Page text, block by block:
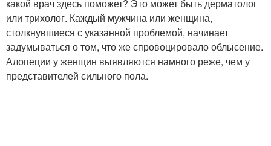
какой врач здесь поможет? Это может быть дерматолог
или трихолог. Каждый мужчина или женщина,
столкнувшиеся с указанной проблемой, начинает
задумываться о том, что же спровоцировало облысение.
Алопеции у женщин выявляются намного реже, чем у
представителей сильного пола.